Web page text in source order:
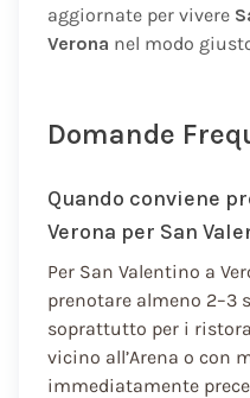
aggiornate per vivere
Verona nel modo
Domande
Quando conviene
Verona per San
Per San Valentino a
prenotare almeno 2–3
soprattutto per i
vicino all’Arena o con
immediatamente